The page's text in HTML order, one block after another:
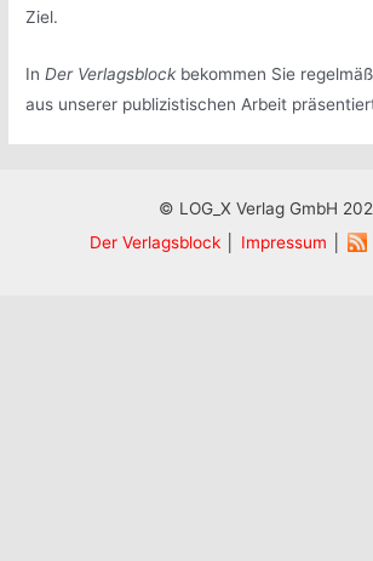
Ziel.
InDer Verlagsblockbekommen Sie
aus unserer publizistischen Arbeit
© LOG_X Verlag GmbH
Der Verlagsblock│ Impressum